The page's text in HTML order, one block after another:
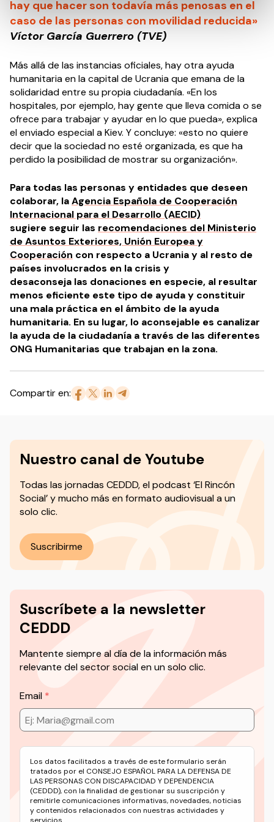
hay que hacer son todavía más penosas en el
caso de las personas con movilidad reducida»
Víctor García Guerrero (TVE)
Más allá de las instancias oficiales, hay otra ayuda
humanitaria en la capital de Ucrania que emana de la
solidaridad entre su propia ciudadanía. «En los
hospitales, por ejemplo, hay gente que lleva comida o se
ofrece para trabajar y ayudar en lo que pueda», explica
el enviado especial a Kiev. Y concluye: «esto no quiere
decir que la sociedad no esté organizada, es que ha
perdido la posibilidad de mostrar su organización».
Para todas las personas y entidades que deseen
colaborar, laAgencia Española de Cooperación
Internacional para el Desarrollo (AECID)
sugiereseguir las recomendaciones del Ministerio
de Asuntos Exteriores, Unión Europea y
Cooperación con respecto a Ucrania y al resto de
países involucrados en la crisis y
desaconseja las donaciones en especie, al resultar
menos eficiente este tipo de ayuda y constituir
una mala práctica en el ámbito de la ayuda
humanitaria. En su lugar, lo aconsejable es canalizar
la ayuda de la ciudadanía a través de las diferentes
ONG Humanitarias que trabajan en la zona.
Compartir en:
Nuestro canal de Youtube
Todas las jornadas CEDDD, el podcast ‘El Rincón
Social’ y mucho más en formato audiovisual a un
solo clic.
Suscribirme
Suscríbete a la newsletter
CEDDD
Mantente siempre al día de la información más
relevante del sector social en un solo clic.
Email
Los datos facilitados a través de este formulario serán
tratados por el CONSEJO ESPAÑOL PARA LA DEFENSA DE
LAS PERSONAS CON DISCAPACIDAD Y DEPENDENCIA
(CEDDD), con la finalidad de gestionar su suscripción y
remitirle comunicaciones informativas, novedades, noticias
y contenidos relacionados con nuestras actividades y